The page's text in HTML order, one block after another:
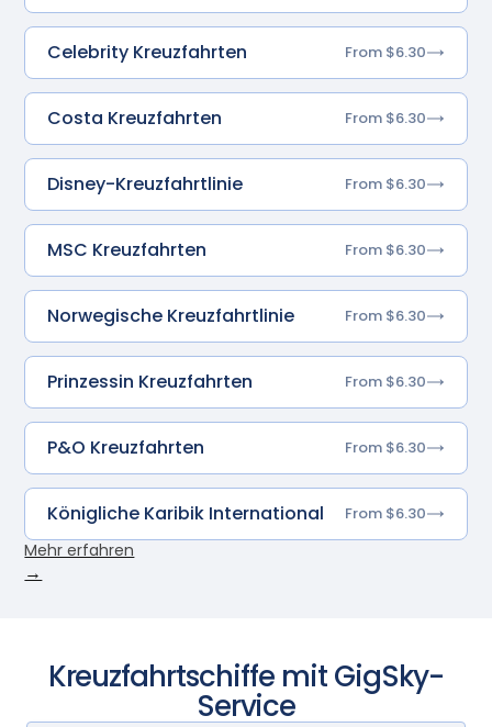
Celebrity Kreuzfahrten From $6.30
Costa Kreuzfahrten From $6.30
Disney-Kreuzfahrtlinie From $6.30
MSC Kreuzfahrten From $6.30
Norwegische Kreuzfahrtlinie From $6.30
Prinzessin Kreuzfahrten From $6.30
P&O Kreuzfahrten From $6.30
Königliche Karibik International From $6.30
Mehr erfahren
→
Kreuzfahrtschiffe mit GigSky-
Service